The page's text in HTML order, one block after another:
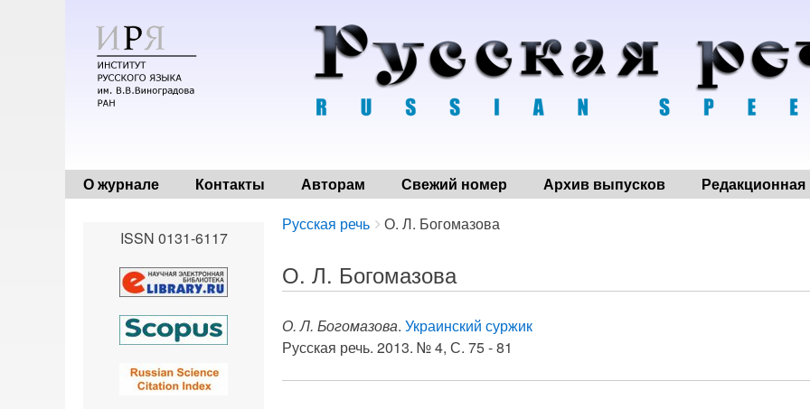
О журнале Контакты Авторам Свежий номер Архив выпусков Редакционная
Breadcrumbs
You
here:
Русская речь О. Л. Богомазова
О. Л. Богомазова
О. Л. Богомазова. Украинский суржик
Русская речь. 2013. № 4, С. 75 - 81
ISSN 0131-6117